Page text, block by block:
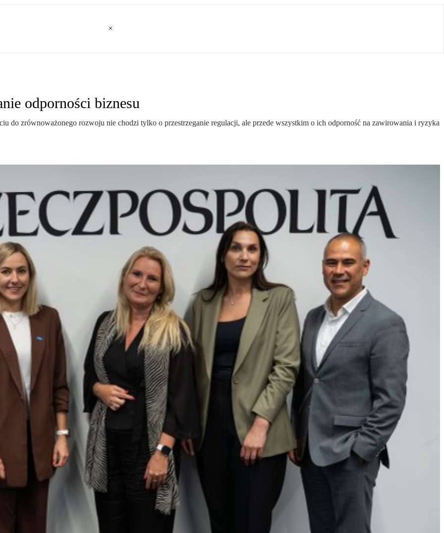
odporności biznesu
do zrównoważonego rozwoju nie chodzi tylko o przestrzeganie regulacji, ale przede wszystkim o ich odporność na zawirowania i ryzyka